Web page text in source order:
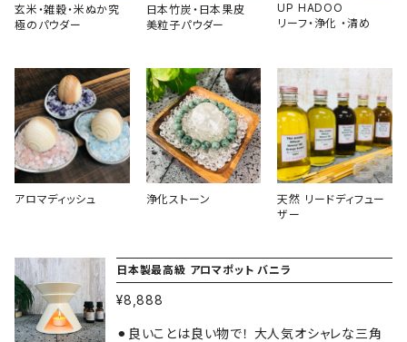
玄米・雑穀・米ぬか究
極のパウダー
日本竹炭・日本果皮
美粒子パウダー
UP HADOO
リーフ・浄化 ・清め
アロマディッシュ 浄化ストーン
天然 リードディフュー
ザー
日本製最高級 アロマポット バニラ
¥8,888
⚫︎良いことは良い物で！ 大人気オシャレな三角